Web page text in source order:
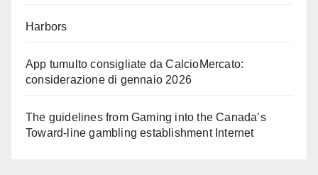
Harbors
App tumulto consigliate da CalcioMercato:
considerazione di gennaio 2026
The guidelines from Gaming into the Canada’s
Toward-line gambling establishment Internet